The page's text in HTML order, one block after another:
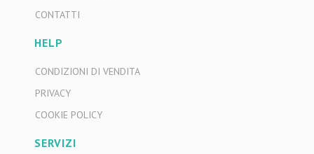
CONTATTI
HELP
CONDIZIONI DI VENDITA
PRIVACY
COOKIE POLICY
SERVIZI